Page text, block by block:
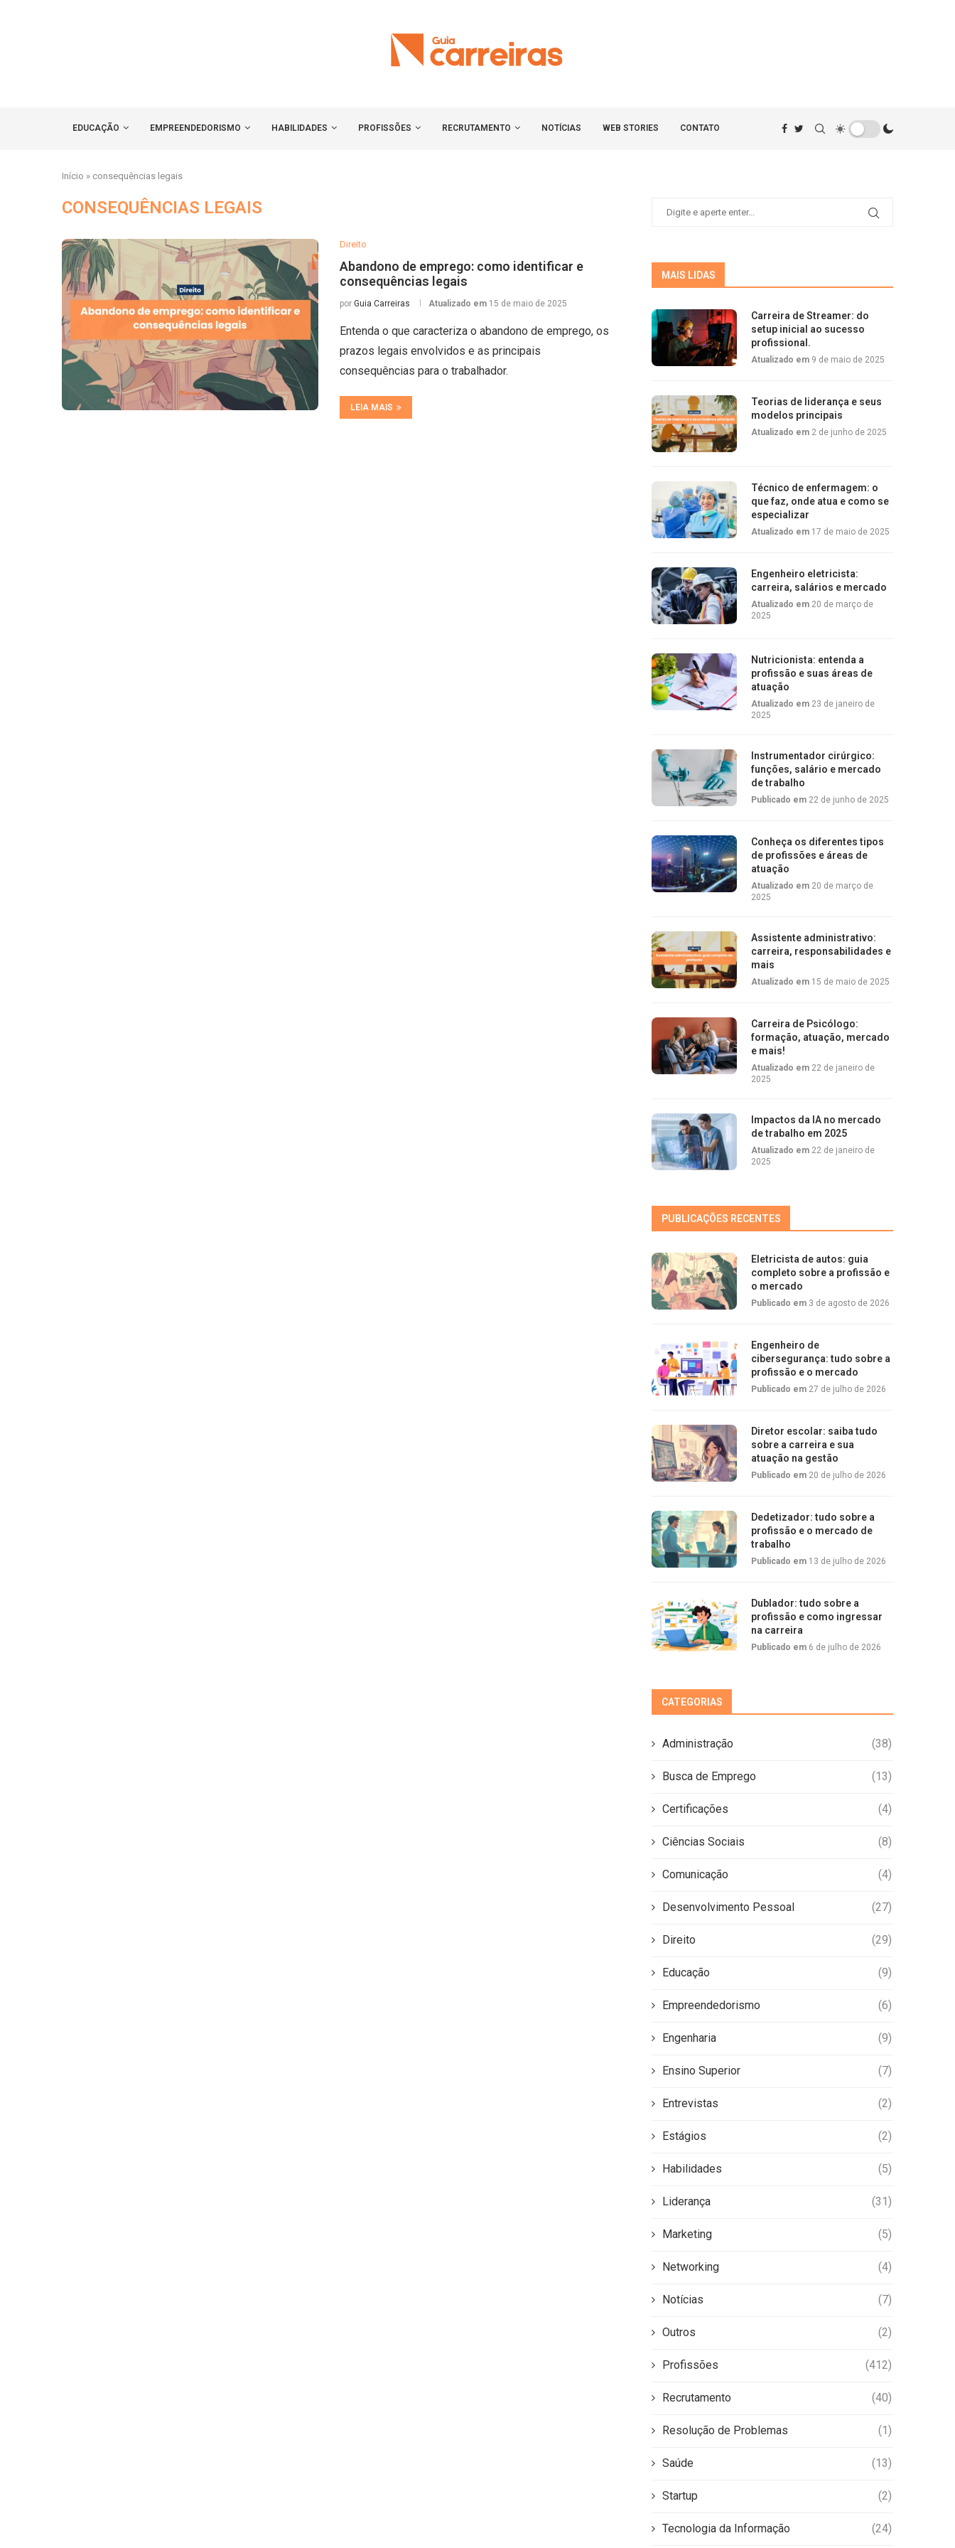
EDUCAÇÃO EMPREENDEDORISMO HABILIDADES PROFISSÕES RECRUTAMENTO NOTÍCIAS WEB STORIES CONTATO
Início » consequências legais
CONSEQUÊNCIAS LEGAIS
Direito
Abandono de emprego: como identificar e
consequências legais
por Guia Carreiras Atualizado em 15 de maio de 2025
Entenda o que caracteriza o abandono de emprego, os
prazos legais envolvidos e as principais
consequências para o trabalhador.
LEIA MAIS
MAIS LIDAS
Carreira de Streamer: do
setup inicial ao sucesso
profissional.
Atualizado em 9 de maio de 2025
Teorias de liderança e seus
modelos principais
Atualizado em 2 de junho de 2025
Técnico de enfermagem: o
que faz, onde atua e como se
especializar
Atualizado em 17 de maio de 2025
Engenheiro eletricista:
carreira, salários e mercado
Atualizado em 20 de março de
2025
Nutricionista: entenda a
profissão e suas áreas de
atuação
Atualizado em 23 de janeiro de
2025
Instrumentador cirúrgico:
funções, salário e mercado
de trabalho
Publicado em 22 de junho de 2025
Conheça os diferentes tipos
de profissões e áreas de
atuação
Atualizado em 20 de março de
2025
Assistente administrativo:
carreira, responsabilidades e
mais
Atualizado em 15 de maio de 2025
Carreira de Psicólogo:
formação, atuação, mercado
e mais!
Atualizado em 22 de janeiro de
2025
Impactos da IA no mercado
de trabalho em 2025
Atualizado em 22 de janeiro de
2025
PUBLICAÇÕES RECENTES
Eletricista de autos: guia
completo sobre a profissão e
o mercado
Publicado em 3 de agosto de 2026
Engenheiro de
cibersegurança: tudo sobre a
profissão e o mercado
Publicado em 27 de julho de 2026
Diretor escolar: saiba tudo
sobre a carreira e sua
atuação na gestão
Publicado em 20 de julho de 2026
Dedetizador: tudo sobre a
profissão e o mercado de
trabalho
Publicado em 13 de julho de 2026
Dublador: tudo sobre a
profissão e como ingressar
na carreira
Publicado em 6 de julho de 2026
CATEGORIAS
Administração (38)
Busca de Emprego (13)
Certificações (4)
Ciências Sociais (8)
Comunicação (4)
Desenvolvimento Pessoal (27)
Direito (29)
Educação (9)
Empreendedorismo (6)
Engenharia (9)
Ensino Superior (7)
Entrevistas (2)
Estágios (2)
Habilidades (5)
Liderança (31)
Marketing (5)
Networking (4)
Notícias (7)
Outros (2)
Profissões (412)
Recrutamento (40)
Resolução de Problemas (1)
Saúde (13)
Startup (2)
Tecnologia da Informação (24)